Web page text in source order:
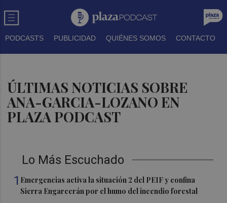
PODCASTS PUBLICIDAD QUIÉNES SOMOS CONTACTO
ÚLTIMAS NOTICIAS SOBRE
ANA-GARCIA-LOZANO EN
PLAZA PODCAST
Lo Más Escuchado
1 Emergencias activa la situación 2 del PEIF y confina
Sierra Engarcerán por el humo del incendio forestal